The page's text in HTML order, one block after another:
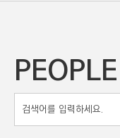
PEOPLE